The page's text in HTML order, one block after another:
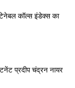
कॉल्स इंडेक्स का
प्रदीप चंद्रन नायर